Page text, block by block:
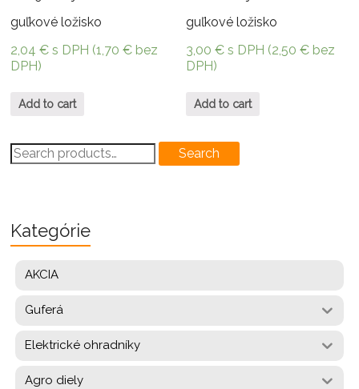
guľkové ložisko
2,04€ s DPH (1,70€ bez
DPH)
Add to cart
guľkové ložisko
3,00€ s DPH (2,50€ bez
DPH)
Add to cart
Search
for:
Search
Kategórie
AKCIA
Guferá
Elektrické ohradníky
Agro diely